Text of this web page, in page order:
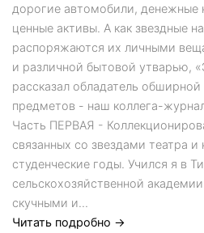
дорогие автомобили, денежные
ценные активы. А как звездные
распоряжаются их личными
и различной бытовой утварью,
рассказал обладатель обширной
предметов - наш коллега-
Часть ПЕРВАЯ -
связанных со звездами театра и
студенческие годы. Учился я в
сельскохозяйственной
скучными и...
Читать подробно →